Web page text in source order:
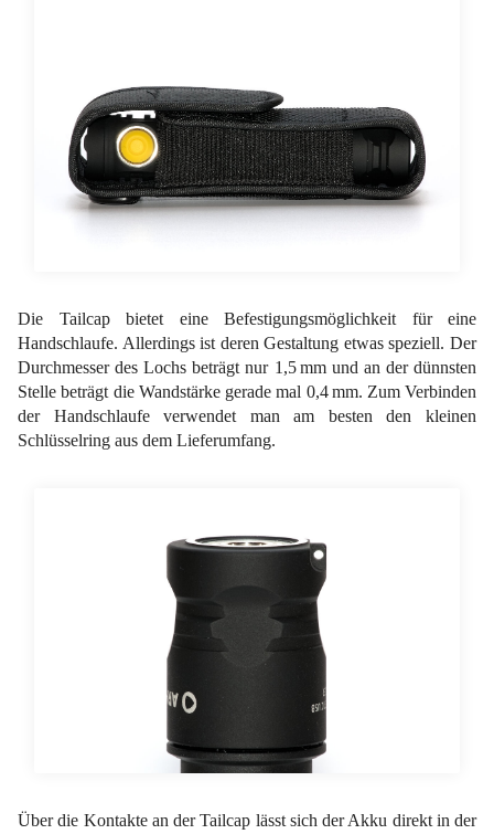
Die Tailcap bietet eine Befestigungsmöglichkeit für eine
Handschlaufe. Allerdings ist deren Gestaltung etwas speziell. Der
Durchmesser des Lochs beträgt nur 1,5 mm und an der dünnsten
Stelle beträgt die Wandstärke gerade mal 0,4 mm. Zum Verbinden
der Handschlaufe verwendet man am besten den kleinen
Schlüsselring aus dem Lieferumfang.
Über die Kontakte an der Tailcap lässt sich der Akku direkt in der